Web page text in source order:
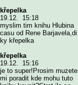
křepelka
19.12. 15:18
myslim tim knihu Hlubina
casu od Rene Barjavela,di
ky křepelka
křepelka
19.12. 15:16
je to super!Prosim muzete
mi poradit kde mohu tuto